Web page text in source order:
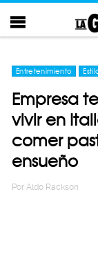
Entretenimiento
Empresa
vivir en
comer
ensueño
Por Aldo Rackson